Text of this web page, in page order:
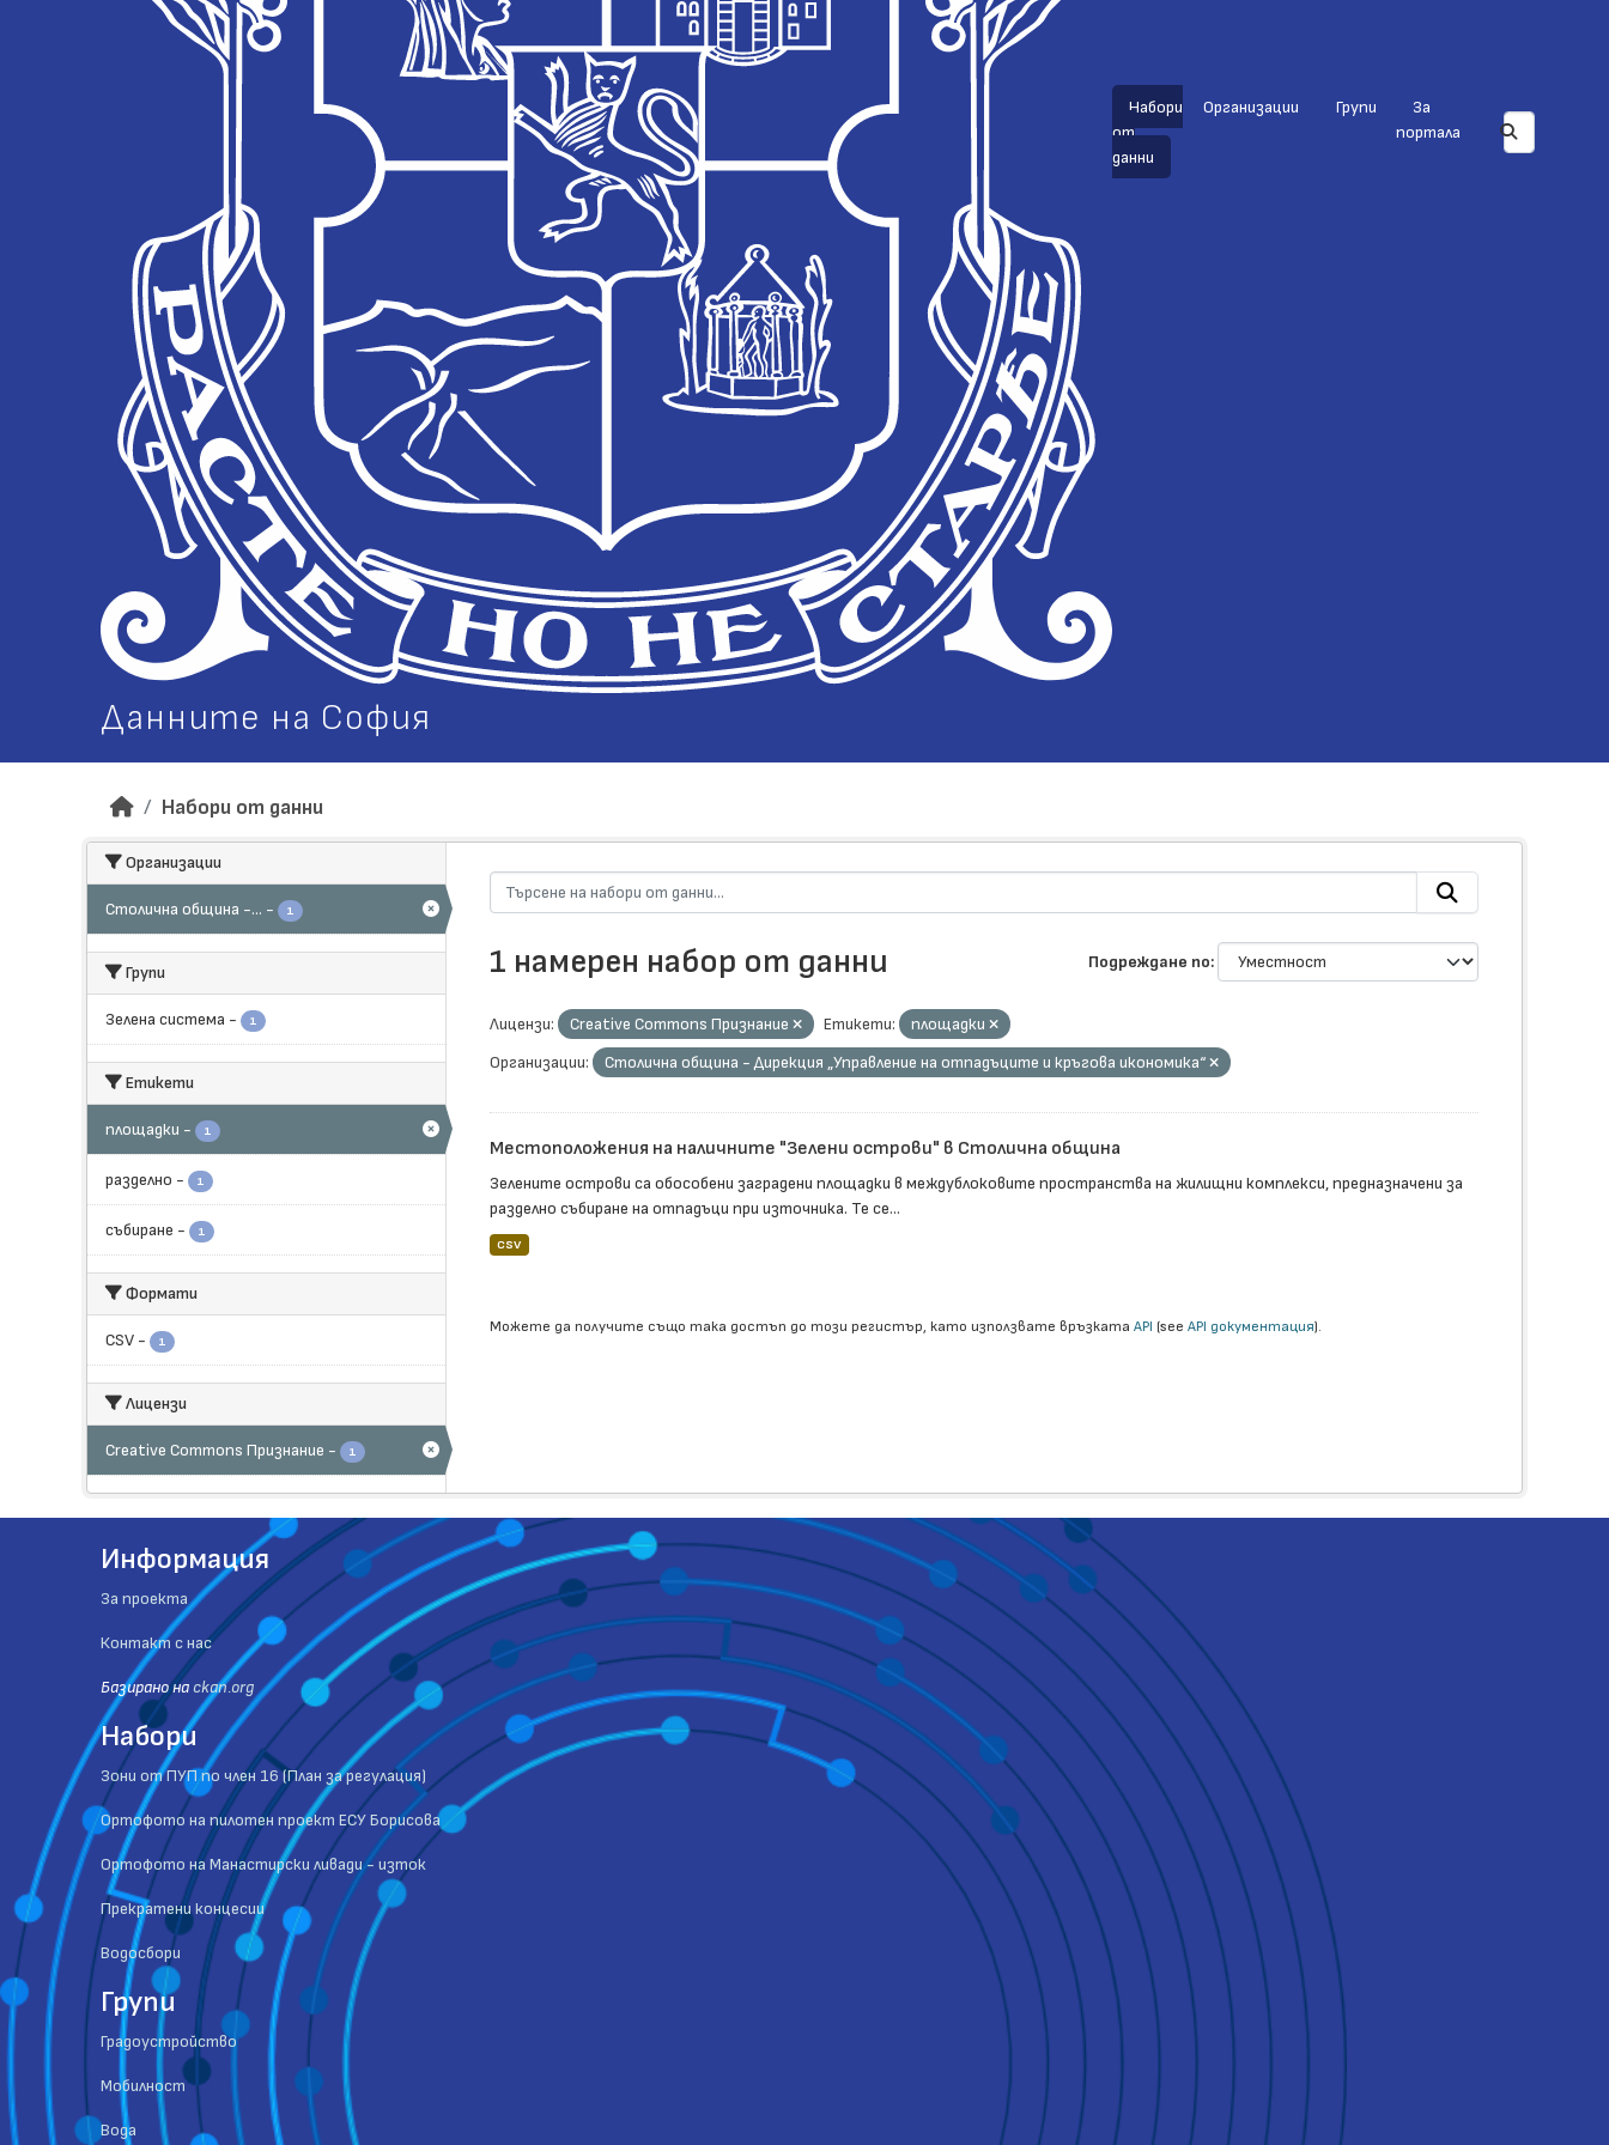
Данните на София
Набори
от
данни
Организации Групи
За
портала
Набори от данни
Организации
Столична община -... - 1
Групи
Зелена система - 1
Етикети
площадки - 1
разделно - 1
събиране - 1
Формати
CSV - 1
Лицензи
Creative Commons Признание - 1
Подреждане по
1 намерен набор от данни
Лицензи: Creative Commons Признание Етикети:
площадки
Организации:
Столична община - Дирекция „Управление на отпадъците и кръгова икономика“
Местоположения на наличните "Зелени острови" в Столична община
Зелените острови са обособени заградени площадки в междублоковите пространства на жилищни комплекси, предназначени за
разделно събиране на отпадъци при източника. Те се...
CSV
Можете да получите също така достъп до този регистър, като използвате връзката API (see API документация).
Информация
За проекта
Контакт с нас
Базиранo на ckan.org
Набори
Зони от ПУП по член 16 (План за регулация)
Ортофото на пилотен проект ЕСУ Борисова
Ортофото на Манастирски ливади - изток
Прекратени концесии
Водосбори
Групи
Градоустройство
Мобилност
Вода